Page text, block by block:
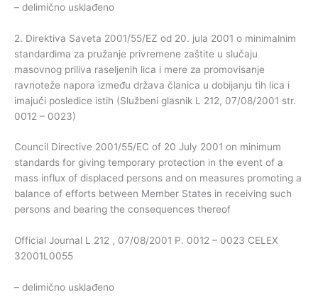
– delimično usklađeno
2. Direktiva Saveta 2001/55/EZ od 20. jula 2001 o minimalnim
standardima za pružanje privremene zaštite u slučaju
masovnog priliva raseljenih lica i mere za promovisanje
ravnoteže napora između država članica u dobijanju tih lica i
imajući posledice istih (Službeni glasnik L 212, 07/08/2001 str.
0012 – 0023)
Council Directive 2001/55/EC of 20 July 2001 on minimum
standards for giving temporary protection in the event of a
mass influx of displaced persons and on measures promoting a
balance of efforts between Member States in receiving such
persons and bearing the consequences thereof
Official Journal L 212 , 07/08/2001 P. 0012 – 0023 CELEX
32001L0055
– delimično usklađeno